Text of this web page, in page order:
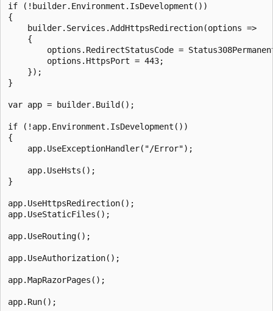
if (!builder.Environment.IsDevelopment())
{
    builder.Services.AddHttpsRedirection(options =>
    {
options.RedirectStatusCode =
        options.HttpsPort = 443;
    });
}
var app = builder.Build();
if (!app.Environment.IsDevelopment())
{
    app.UseExceptionHandler("/Error");
    app.UseHsts();
}
app.UseHttpsRedirection();
app.UseStaticFiles();
app.UseRouting();
app.UseAuthorization();
app.MapRazorPages();